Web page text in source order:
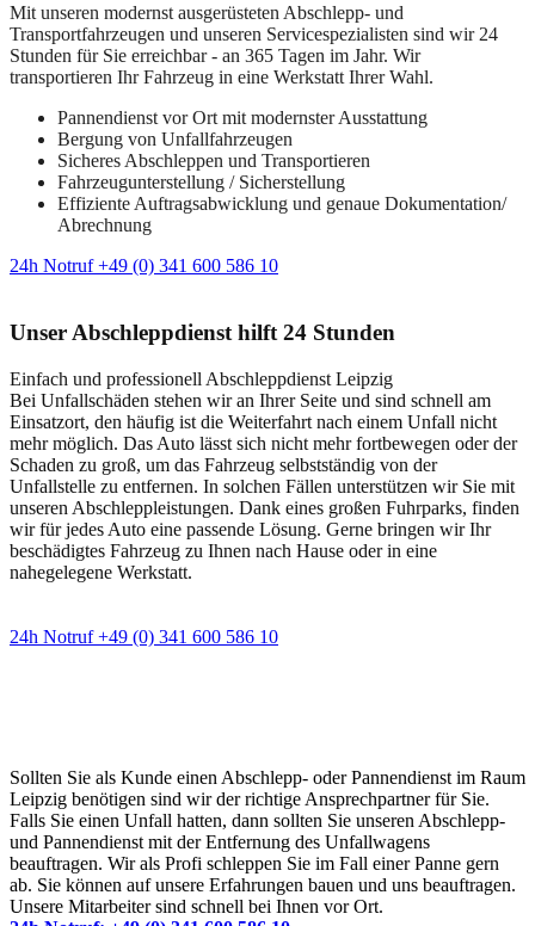
Mit unseren modernst ausgerüsteten Abschlepp- und
Transportfahrzeugen und unseren Servicespezialisten sind wir 24
Stunden für Sie erreichbar - an 365 Tagen im Jahr. Wir
transportieren Ihr Fahrzeug in eine Werkstatt Ihrer Wahl.
Pannendienst vor Ort mit modernster Ausstattung
Bergung von Unfallfahrzeugen
Sicheres Abschleppen und Transportieren
Fahrzeugunterstellung / Sicherstellung
Effiziente Auftragsabwicklung und genaue Dokumentation/
Abrechnung
24h Notruf +49 (0) 341 600 586 10
Unser Abschleppdienst hilft 24 Stunden
Einfach und professionell Abschleppdienst Leipzig
Bei Unfallschäden stehen wir an Ihrer Seite und sind schnell am
Einsatzort, den häufig ist die Weiterfahrt nach einem Unfall nicht
mehr möglich. Das Auto lässt sich nicht mehr fortbewegen oder der
Schaden zu groß, um das Fahrzeug selbstständig von der
Unfallstelle zu entfernen. In solchen Fällen unterstützen wir Sie mit
unseren Abschleppleistungen. Dank eines großen Fuhrparks, finden
wir für jedes Auto eine passende Lösung. Gerne bringen wir Ihr
beschädigtes Fahrzeug zu Ihnen nach Hause oder in eine
nahegelegene Werkstatt.
24h Notruf +49 (0) 341 600 586 10
Sollten Sie als Kunde einen Abschlepp- oder Pannendienst im Raum
Leipzig benötigen sind wir der richtige Ansprechpartner für Sie.
Falls Sie einen Unfall hatten, dann sollten Sie unseren Abschlepp-
und Pannendienst mit der Entfernung des Unfallwagens
beauftragen. Wir als Profi schleppen Sie im Fall einer Panne gern
ab. Sie können auf unsere Erfahrungen bauen und uns beauftragen.
Unsere Mitarbeiter sind schnell bei Ihnen vor Ort.